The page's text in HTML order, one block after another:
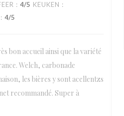
: 4/5 KEUKEN :
: 4/5
bon accueil ainsi que la variété
Welch, carbonade
les bières y sont acellentzs
recommandé. Super à